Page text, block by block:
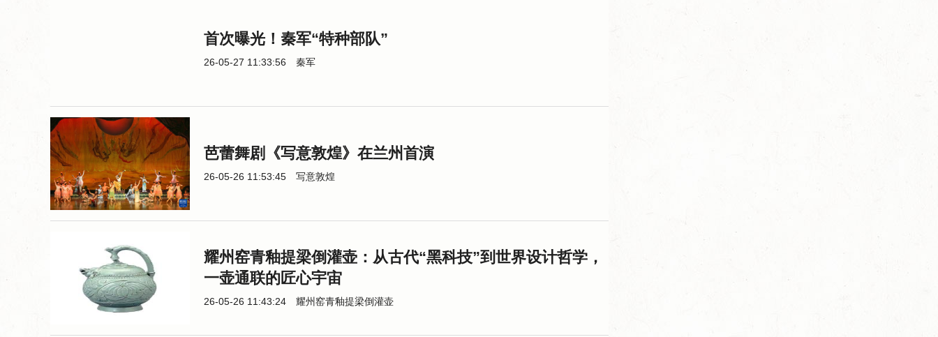
首次曝光！秦军“特种部队”
26-05-27 11:33:56 秦军
芭蕾舞剧《写意敦煌》在兰州首演
26-05-26 11:53:45 写意敦煌
耀州窑青釉提梁倒灌壶：从古代“黑科技”到世界设计哲学，
一壶通联的匠心宇宙
26-05-26 11:43:24 耀州窑青釉提梁倒灌壶